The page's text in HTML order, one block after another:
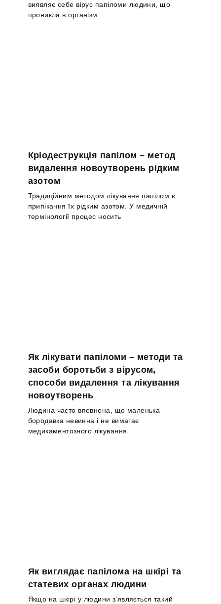
виявляє себе вірус папіломи людини, що
проникла в організм.
Кріодеструкція папілом – метод
видалення новоутворень рідким
азотом
Традиційним методом лікування папілом є
припікання їх рідким азотом. У медичній
термінології процес носить
Як лікувати папіломи – методи та
засоби боротьби з вірусом,
способи видалення та лікування
новоутворень
Людина часто впевнена, що маленька
бородавка невинна і не вимагає
медикаментозного лікування.
Як виглядає папілома на шкірі та
статевих органах людини
Якщо на шкірі у людини з’являється такий